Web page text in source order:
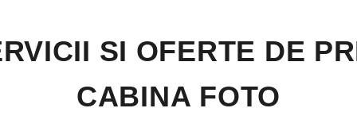
SI OFERTE DE
CABINA FOTO